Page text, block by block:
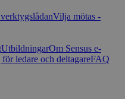
Vilja mötas -
UtbildningarOm Sensus e-
ledare och deltagareFAQ